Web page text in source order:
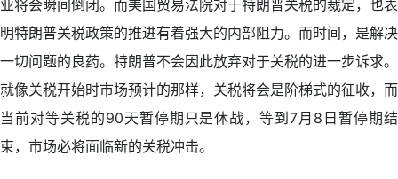
业将会瞬间倒闭。而美国贸易法院对于特朗普关税的裁定，也表
明特朗普关税政策的推进有着强大的内部阻力。而时间，是解决
一切问题的良药。特朗普不会因此放弃对于关税的进一步诉求。
就像关税开始时市场预计的那样，关税将会是阶梯式的征收，而
当前对等关税的90天暂停期只是休战，等到7月8日暂停期结
束，市场必将面临新的关税冲击。